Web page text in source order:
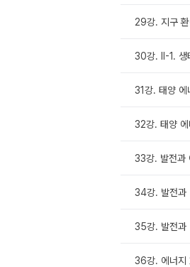
29강. 지구
30강. Ⅱ-1. 생
31강. 태양 에
32강. 태양
33강. 발전과
34강. 발전
35강. 발전과
36강. 에너지